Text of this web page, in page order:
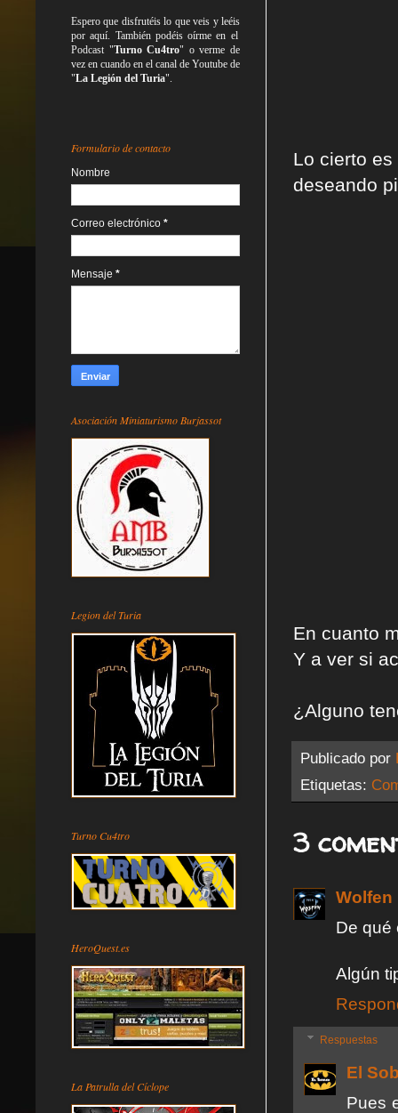
Lo cierto
deseando
En cuanto
Y a ver si
¿Alguno
Publicado por
Etiquetas:
3
Wolfen
De qué
Algún
Respuestas
El
Pues
Espero que disfrutéis lo queveis yleéis
por aquí. También podéis oírme en el
Podcast "Turno Cu4tro" o verme de
vez en cuando en el canal de Youtube de
"La Legión del Turia".
Formulario de contacto
Nombre
Correo electrónico *
Mensaje *
Asociación Miniaturismo Burjassot
Legion del Turia
Turno Cu4tro
HeroQuest.es
La Patrulla del Cíclope